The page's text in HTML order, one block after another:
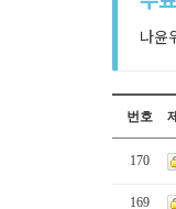
나윤
번호
170
169